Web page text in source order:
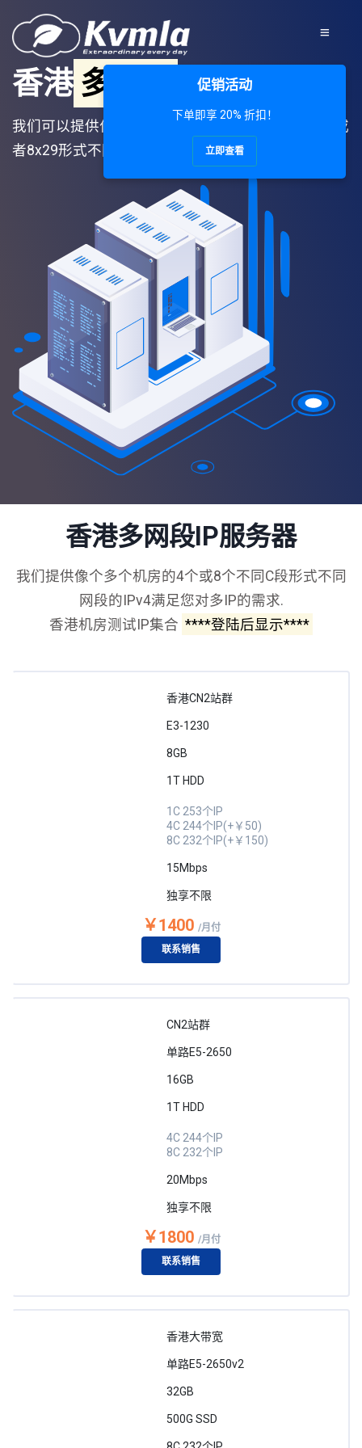
香港 多网段 IP服务器
我们可以提供位于美国西海岸洛杉矶和香港的4x61或
者8x29形式不同网段的IPv4满足您对多IP的需求.
香港多网段IP服务器
我们提供像个多个机房的4个或8个不同C段形式不同
网段的IPv4满足您对多IP的需求.
香港机房测试IP集合 ****登陆后显示****
香港CN2站群
E3-1230
8GB
1T HDD
1C 253个IP
4C 244个IP(+￥50)
8C 232个IP(+￥150)
15Mbps
独享不限
￥1400 /月付
联系销售
CN2站群
单路E5-2650
16GB
1T HDD
4C 244个IP
8C 232个IP
20Mbps
独享不限
￥1800 /月付
联系销售
香港大带宽
单路E5-2650v2
32GB
500G SSD
促销活动
下单即享 20% 折扣！
立即查看